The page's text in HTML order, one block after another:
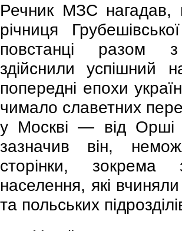
Речник МЗС нагадав,
річниця
повстанці разом
здійснили
попередні епохи
чимало славетних
у Москві — від Орші
зазначив він,
сторінки, зокрема
населення, які
та польських